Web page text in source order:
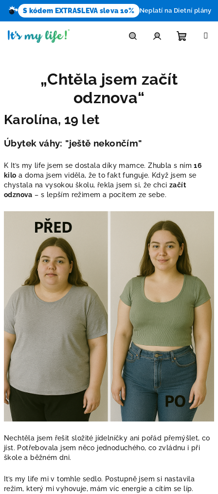
S kódem EXTRASLEVA sleva 10% Neplatí na Dietní plány
„Chtěla jsem začít
odznova“
Karolína, 19 let
Úbytek váhy: "ještě nekončím"
K It’s my life jsem se dostala díky mamce. Zhubla s ním16
kilo a doma jsem viděla, že to fakt funguje. Když jsem se
chystala na vysokou školu, řekla jsem si, že chci začít
odznova – s lepším režimem a pocitem ze sebe.
Nechtěla jsem řešit složité jídelníčky ani pořád přemýšlet, co
jíst. Potřebovala jsem něco jednoduchého, co zvládnu i při
škole a běžném dni.
It’s my life mi v tomhle sedlo. Postupně jsem si nastavila
režim, který mi vyhovuje, mám víc energie a cítím se líp.